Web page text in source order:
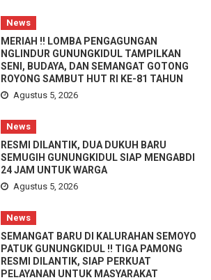
News
MERIAH !! LOMBA PENGAGUNGAN
NGLINDUR GUNUNGKIDUL TAMPILKAN
SENI, BUDAYA, DAN SEMANGAT GOTONG
ROYONG SAMBUT HUT RI KE-81 TAHUN
Agustus 5, 2026
News
RESMI DILANTIK, DUA DUKUH BARU
SEMUGIH GUNUNGKIDUL SIAP MENGABDI
24 JAM UNTUK WARGA
Agustus 5, 2026
News
SEMANGAT BARU DI KALURAHAN SEMOYO
PATUK GUNUNGKIDUL !! TIGA PAMONG
RESMI DILANTIK, SIAP PERKUAT
PELAYANAN UNTUK MASYARAKAT